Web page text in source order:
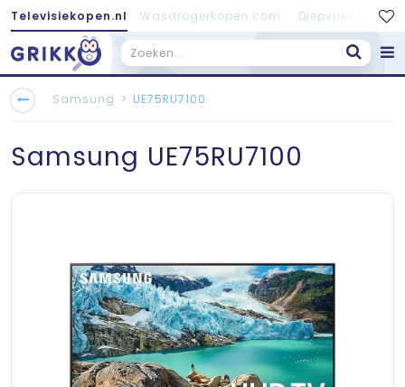
Televisiekopen.nl Wasdrogerkopen.com
Samsung > UE75RU7100
Samsung UE75RU7100